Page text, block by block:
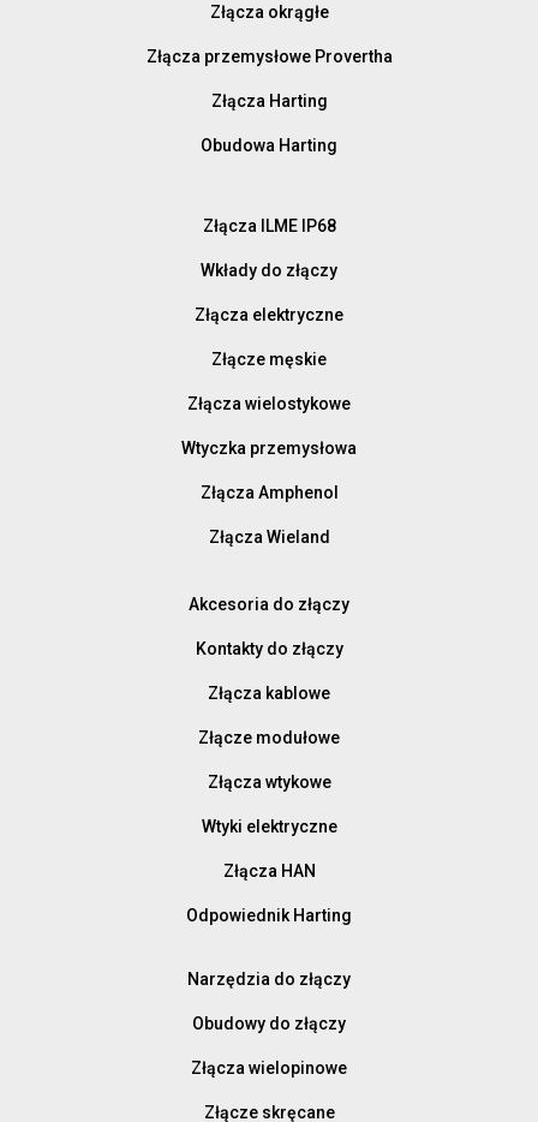
Złącza okrągłe
Złącza przemysłowe Provertha
Złącza Harting
Obudowa Harting
Złącza ILME IP68
Wkłady do złączy
Złącza elektryczne
Złącze męskie
Złącza wielostykowe
Wtyczka przemysłowa
Złącza Amphenol
Złącza Wieland
Akcesoria do złączy
Kontakty do złączy
Złącza kablowe
Złącze modułowe
Złącza wtykowe
Wtyki elektryczne
Złącza HAN
Odpowiednik Harting
Narzędzia do złączy
Obudowy do złączy
Złącza wielopinowe
Złącze skręcane